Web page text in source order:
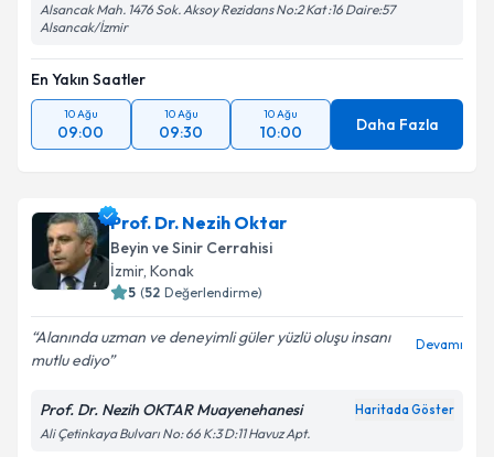
Alsancak Mah. 1476 Sok. Aksoy Rezidans No:2 Kat :16 Daire:57
Alsancak/İzmir
En Yakın Saatler
10 Ağu
09:00
10 Ağu
09:30
10 Ağu
10:00 Daha Fazla
Prof. Dr. Nezih Oktar
Beyin ve Sinir Cerrahisi
İzmir, Konak
5 (52 Değerlendirme)
Alanında uzman ve deneyimli güler yüzlü oluşu insanı
mutlu ediyo
Devamı
Prof. Dr. Nezih OKTAR Muayenehanesi Haritada Göster
Ali Çetinkaya Bulvarı No: 66 K:3 D:11 Havuz Apt.